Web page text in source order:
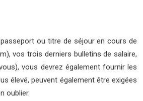
ou titre de séjour en cours de
vos trois derniers bulletins de salaire,
vous devrez également fournir les
élevé, peuvent également être exigées
oublier.